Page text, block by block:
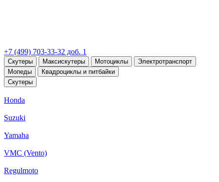
+7 (499) 703-33-32 доб. 1
Скутеры Максискутеры Мотоциклы
Электротранспорт
Мопеды
Квадроциклы и питбайки
Скутеры
Honda
Suzuki
Yamaha
VMC (Vento)
Regulmoto